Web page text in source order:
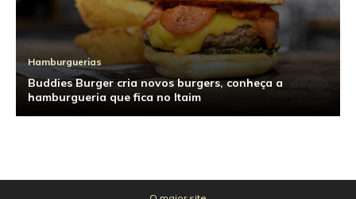
Hamburguerias
Buddies Burger cria novos burgers, conheça a
hamburgueria que fica no Itaim